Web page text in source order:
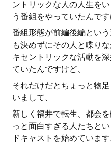
ントリックな人の人生を
う番組をやっていたんです
番組形態が前編後編とい
も決めずにその人と喋り
キセントリックな活動を
ていたんですけど、
それだけだとちょっと物
いまして、
新しく福井で転生、都会
っと面白すぎる人たちと
ドキャストを始めています